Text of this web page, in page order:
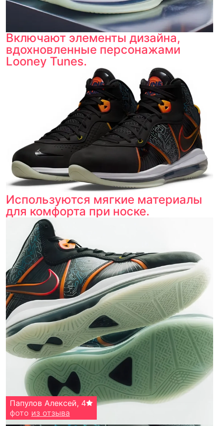
Включают элементы дизайна,
вдохновленные персонажами
Looney Tunes.
Используются мягкие материалы
для комфорта при носке.
Папулов Алексей, 4
фото из отзыва